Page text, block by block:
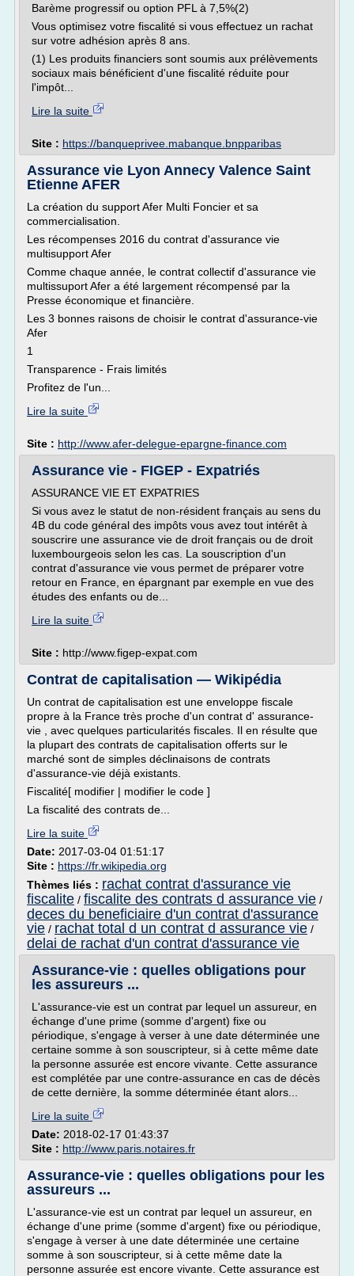
Barème progressif ou option PFL à 7,5%(2)
Vous optimisez votre fiscalité si vous effectuez un rachat
sur votre adhésion après 8 ans.
(1) Les produits financiers sont soumis aux prélèvements
sociaux mais bénéficient d'une fiscalité réduite pour
l'impôt...
Lire la suite
Site : https://banqueprivee.mabanque.bnpparibas
Assurance vie Lyon Annecy Valence Saint
Etienne AFER
La création du support Afer Multi Foncier et sa
commercialisation.
Les récompenses 2016 du contrat d'assurance vie
multisupport Afer
Comme chaque année, le contrat collectif d'assurance vie
multissuport Afer a été largement récompensé par la
Presse économique et financière.
Les 3 bonnes raisons de choisir le contrat d'assurance-vie
Afer
1
Transparence - Frais limités
Profitez de l'un...
Lire la suite
Site : http://www.afer-delegue-epargne-finance.com
Assurance vie - FIGEP - Expatriés
ASSURANCE VIE ET EXPATRIES
Si vous avez le statut de non-résident français au sens du
4B du code général des impôts vous avez tout intérêt à
souscrire une assurance vie de droit français ou de droit
luxembourgeois selon les cas. La souscription d'un
contrat d'assurance vie vous permet de préparer votre
retour en France, en épargnant par exemple en vue des
études des enfants ou de...
Lire la suite
Site : http://www.figep-expat.com
Contrat de capitalisation — Wikipédia
Un contrat de capitalisation est une enveloppe fiscale
propre à la France très proche d'un contrat d' assurance-
vie , avec quelques particularités fiscales. Il en résulte que
la plupart des contrats de capitalisation offerts sur le
marché sont de simples déclinaisons de contrats
d'assurance-vie déjà existants.
Fiscalité[ modifier | modifier le code ]
La fiscalité des contrats de...
Lire la suite
Date: 2017-03-04 01:51:17
Site : https://fr.wikipedia.org
Thèmes liés : rachat contrat d'assurance vie
fiscalite / fiscalite des contrats d assurance vie /
deces du beneficiaire d'un contrat d'assurance
vie / rachat total d un contrat d assurance vie /
delai de rachat d'un contrat d'assurance vie
Assurance-vie : quelles obligations pour
les assureurs ...
L'assurance-vie est un contrat par lequel un assureur, en
échange d'une prime (somme d'argent) fixe ou
périodique, s'engage à verser à une date déterminée une
certaine somme à son souscripteur, si à cette même date
la personne assurée est encore vivante. Cette assurance
est complétée par une contre-assurance en cas de décès
de cette dernière, la somme déterminée étant alors...
Lire la suite
Date: 2018-02-17 01:43:37
Site : http://www.paris.notaires.fr
Assurance-vie : quelles obligations pour les
assureurs ...
L'assurance-vie est un contrat par lequel un assureur, en
échange d'une prime (somme d'argent) fixe ou périodique,
s'engage à verser à une date déterminée une certaine
somme à son souscripteur, si à cette même date la
personne assurée est encore vivante. Cette assurance est